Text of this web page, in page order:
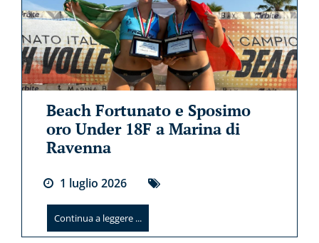
Beach Fortunato e Sposimo
oro Under 18F a Marina di
Ravenna
1 luglio 2026
Continua a leggere ...